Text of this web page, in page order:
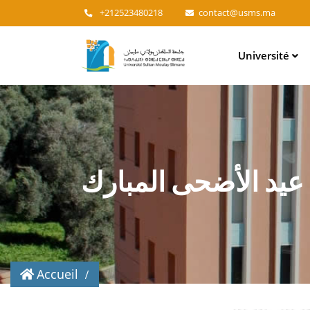
+212523480218 contact@usms.ma
navigation
Université
عيد الأضحى المبارك
Accueil